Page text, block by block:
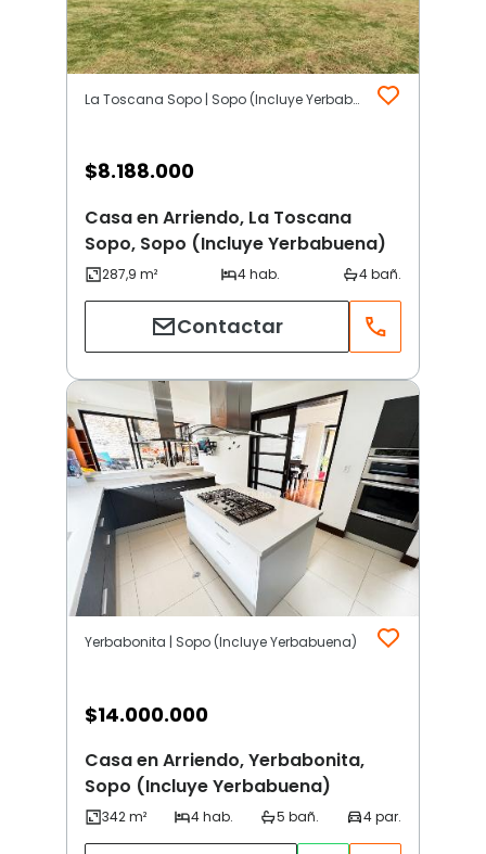
La Toscana Sopo | Sopo (Incluye Yerbabuena)
$8.188.000
Casa en Arriendo, La Toscana
Sopo, Sopo (Incluye Yerbabuena)
Contactar
Yerbabonita | Sopo (Incluye Yerbabuena)
$14.000.000
Casa en Arriendo, Yerbabonita,
Sopo (Incluye Yerbabuena)